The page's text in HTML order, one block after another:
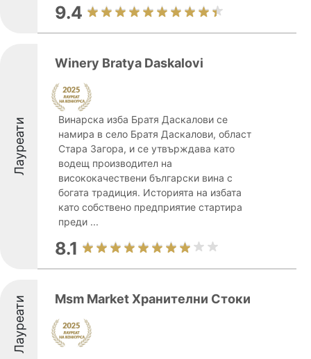
9.4
Лауреати
Winery Bratya Daskalovi
Винарска изба Братя Даскалови се
намира в село Братя Даскалови, област
Стара Загора, и се утвърждава като
водещ производител на
висококачествени български вина с
богата традиция. Историята на избата
като собствено предприятие стартира
преди ...
8.1
Лауреати Msm Market Хранителни Стоки